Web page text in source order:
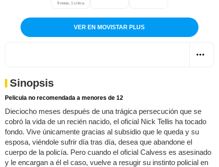
9 notas, 1 crítica
VER EN MOVISTAR PLUS
Sinopsis
Pelicula no recomendada a menores de 12
Dieciocho meses después de una trágica persecución que se
cobró la vida de un recién nacido, el oficial Nick Tellis ha tocado
fondo. Vive únicamente gracias al subsidio que le queda y su
esposa, viéndole sufrir día tras día, desea que abandone el
cuerpo de la policía. Pero cuando el oficial Calvess es asesinado
y le encargan a él el caso, vuelve a resugir su instinto policial en